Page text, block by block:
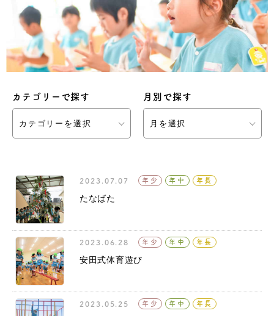
カテゴリーで探す
カテゴリーを選択
月別で探す
月を選択
2023.07.07 年少 年中 年長
たなばた
2023.06.28 年少 年中 年長
安田式体育遊び
2023.05.25 年少 年中 年長